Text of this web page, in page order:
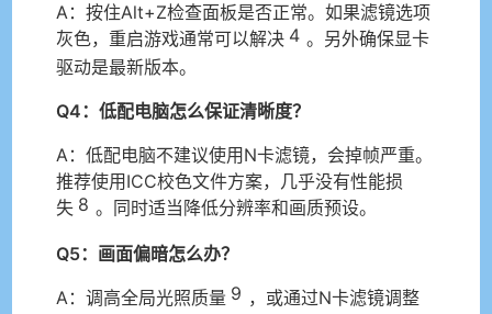
A：按住Alt+Z检查面板是否正常。如果滤镜选项
灰色，重启游戏通常可以解决 4 。另外确保显卡
驱动是最新版本。
Q4：低配电脑怎么保证清晰度？
A：低配电脑不建议使用N卡滤镜，会掉帧严重。
推荐使用ICC校色文件方案，几乎没有性能损
失 8 。同时适当降低分辨率和画质预设。
Q5：画面偏暗怎么办？
A：调高全局光照质量 9 ，或通过N卡滤镜调整